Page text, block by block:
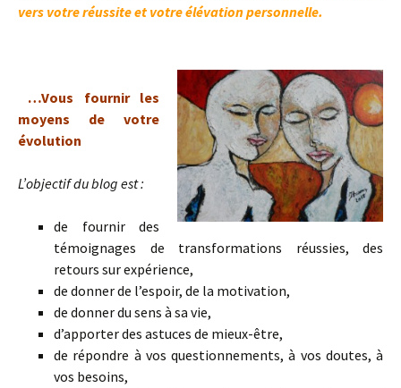
vers votre réussite et votre élévation personnelle.
…Vous fournir les
moyens de votre
évolution
L’objectif du blog est :
de fournir des
témoignages de transformations réussies, des
retours sur expérience,
de donner de l’espoir, de la motivation,
de donner du sens à sa vie,
d’apporter des astuces de mieux-être,
de répondre à vos questionnements, à vos doutes, à
vos besoins,